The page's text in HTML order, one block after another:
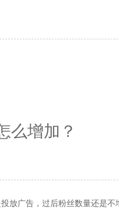
么增加？
放广告，过后粉丝数量还是